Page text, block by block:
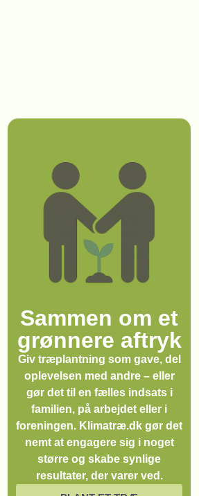
Sammen om et
grønnere aftryk
Giv træplantning som gave, del
oplevelsen med andre – eller
gør det til en fælles indsats i
familien, på arbejdet eller i
foreningen. Klimatræ.dk gør det
nemt at engagere sig i noget
større og skabe synlige
resultater, der varer ved.